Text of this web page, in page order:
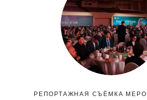
РЕПОРТАЖНАЯ СЪЁМКА